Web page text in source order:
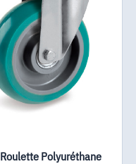
Roulette Polyuréthane